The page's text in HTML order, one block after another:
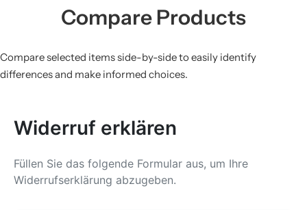
Compare Products
Compare selected items side-by-side to easily identify
differences and make informed choices.
Widerruf erklären
Füllen Sie das folgende Formular aus, um Ihre
Widerrufserklärung abzugeben.
i
n